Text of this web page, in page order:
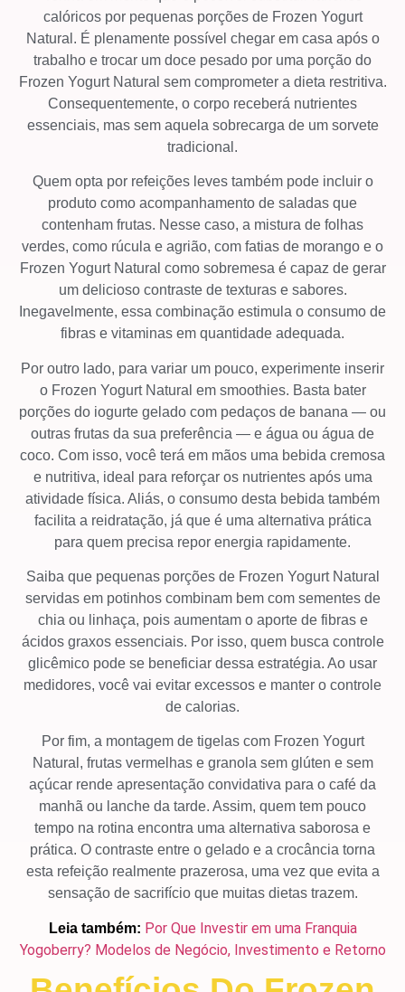
calóricos por pequenas porções de Frozen Yogurt
Natural. É plenamente possível chegar em casa após o
trabalho e trocar um doce pesado por uma porção do
Frozen Yogurt Natural sem comprometer a dieta restritiva.
Consequentemente, o corpo receberá nutrientes
essenciais, mas sem aquela sobrecarga de um sorvete
tradicional.
Quem opta por refeições leves também pode incluir o
produto como acompanhamento de saladas que
contenham frutas. Nesse caso, a mistura de folhas
verdes, como rúcula e agrião, com fatias de morango e o
Frozen Yogurt Natural como sobremesa é capaz de gerar
um delicioso contraste de texturas e sabores.
Inegavelmente, essa combinação estimula o consumo de
fibras e vitaminas em quantidade adequada.
Por outro lado, para variar um pouco, experimente inserir
o Frozen Yogurt Natural em smoothies. Basta bater
porções do iogurte gelado com pedaços de banana — ou
outras frutas da sua preferência — e água ou água de
coco. Com isso, você terá em mãos uma bebida cremosa
e nutritiva, ideal para reforçar os nutrientes após uma
atividade física. Aliás, o consumo desta bebida também
facilita a reidratação, já que é uma alternativa prática
para quem precisa repor energia rapidamente.
Saiba que pequenas porções de Frozen Yogurt Natural
servidas em potinhos combinam bem com sementes de
chia ou linhaça, pois aumentam o aporte de fibras e
ácidos graxos essenciais. Por isso, quem busca controle
glicêmico pode se beneficiar dessa estratégia. Ao usar
medidores, você vai evitar excessos e manter o controle
de calorias.
Por fim, a montagem de tigelas com Frozen Yogurt
Natural, frutas vermelhas e granola sem glúten e sem
açúcar rende apresentação convidativa para o café da
manhã ou lanche da tarde. Assim, quem tem pouco
tempo na rotina encontra uma alternativa saborosa e
prática. O contraste entre o gelado e a crocância torna
esta refeição realmente prazerosa, uma vez que evita a
sensação de sacrifício que muitas dietas trazem.
Leia também: Por Que Investir em uma Franquia
Yogoberry? Modelos de Negócio, Investimento e Retorno